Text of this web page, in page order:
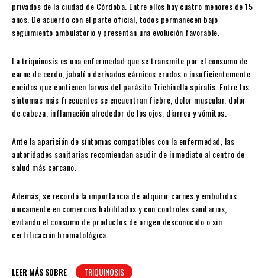
privados de la ciudad de Córdoba. Entre ellos hay cuatro menores de 15
años. De acuerdo con el parte oficial, todos permanecen bajo
seguimiento ambulatorio y presentan una evolución favorable.
La triquinosis es una enfermedad que se transmite por el consumo de
carne de cerdo, jabalí o derivados cárnicos crudos o insuficientemente
cocidos que contienen larvas del parásito Trichinella spiralis. Entre los
síntomas más frecuentes se encuentran fiebre, dolor muscular, dolor
de cabeza, inflamación alrededor de los ojos, diarrea y vómitos.
Ante la aparición de síntomas compatibles con la enfermedad, las
autoridades sanitarias recomiendan acudir de inmediato al centro de
salud más cercano.
Además, se recordó la importancia de adquirir carnes y embutidos
únicamente en comercios habilitados y con controles sanitarios,
evitando el consumo de productos de origen desconocido o sin
certificación bromatológica.
LEER MÁS SOBRE TRIQUINOSIS